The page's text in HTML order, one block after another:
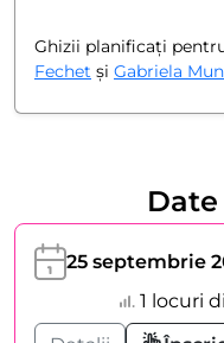
Ghizii planificați
Fechet și Gabriela
25 septembrie
1 locuri